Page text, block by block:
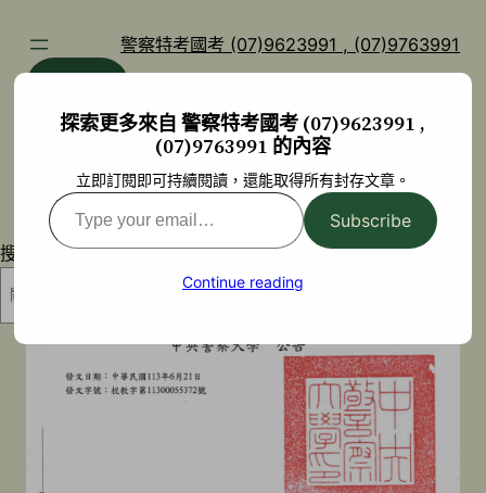
警察特考國考 (07)9623991 , (07)9763991
搜尋
探索更多來自 警察特考國考 (07)9623991 ,
(07)9763991 的內容
立即訂閱即可持續閱讀，還能取得所有封存文章。
Type
your
Subscribe
Continue reading